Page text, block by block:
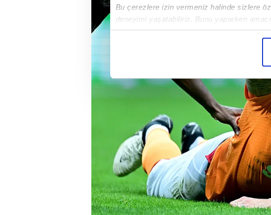
Bu çerezlere izin vermeniz halinde sizlere
deneyimi yaşatabiliriz. Bunu yaparken
içerikleri sunabilmek adına elimizden gelen
Her halükârda, kullanıcılar, bu çerezlere
Sizlere daha iyi bir hizmet sunabilmek için
çerezler vasıtasıyla çeşitli kişisel
amacıyla kullanılmaktadır. Diğer çerezler,
reklam/pazarlama faaliyetlerinin yapılması,
Çerezlere ilişkin tercihlerinizi aşağıda yer
butonuna tıklayabilir, Çerez Bilgilendirme
6698 sayılı Kişisel Verilerin Korunması
mevzuata uygun olarak kullanılan